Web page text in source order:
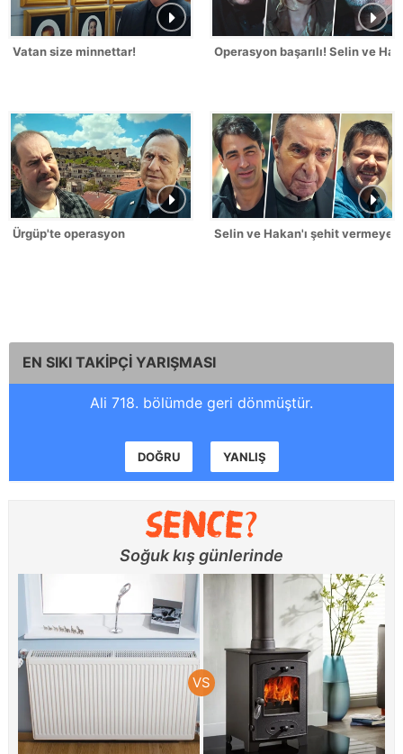
Vatan size minnettar! Operasyon başarılı! Selin ve
Ürgüp'te operasyon Selin ve Hakan'ı şehit
EN SIKI TAKİPÇİ YARIŞMASI
Ali 718. bölümde geri dönmüştür.
DOĞRU YANLIŞ
Soğuk kış günlerinde